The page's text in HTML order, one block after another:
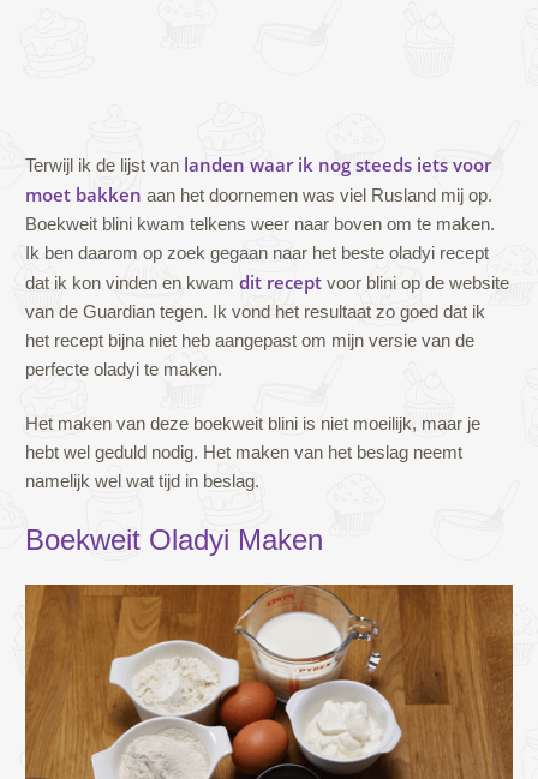
Terwijl ik de lijst van landen waar ik nog steeds iets voor
moet bakken aan het doornemen was viel Rusland mij op.
Boekweit blini kwam telkens weer naar boven om te maken.
Ik ben daarom op zoek gegaan naar het beste oladyi recept
dat ik kon vinden en kwam dit recept voor blini op de website
van de Guardian tegen. Ik vond het resultaat zo goed dat ik
het recept bijna niet heb aangepast om mijn versie van de
perfecte oladyi te maken.
Het maken van deze boekweit blini is niet moeilijk, maar je
hebt wel geduld nodig. Het maken van het beslag neemt
namelijk wel wat tijd in beslag.
Boekweit Oladyi Maken